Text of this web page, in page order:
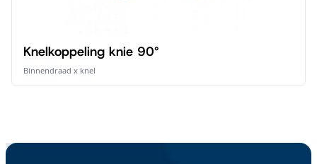
Knelkoppeling knie 90°
Binnendraad x knel